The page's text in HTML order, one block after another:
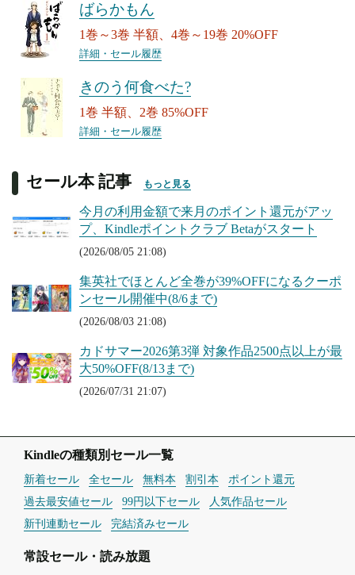
ばらかもん
1巻～3巻 半額、4巻～19巻 20%OFF
詳細・セール履歴
きのう何食べた?
1巻 半額、2巻 85%OFF
詳細・セール履歴
セール本 記事 もっと見る
今月の利用金額で来月のポイント還元がアッ
プ、Kindleポイントクラブ Betaがスタート
(2026/08/05 21:08)
集英社でほとんど全巻が39%OFFになるクーポ
ンセール開催中(8/6まで)
(2026/08/03 21:08)
カドサマー2026第3弾 対象作品2500点以上が最
大50%OFF(8/13まで)
(2026/07/31 21:07)
Kindleの種類別セール一覧
新着セール 全セール 無料本 割引本
ポイント還元
過去最安値セール
99円以下セール
人気作品セール
新刊連動セール
完結済みセール
常設セール・読み放題